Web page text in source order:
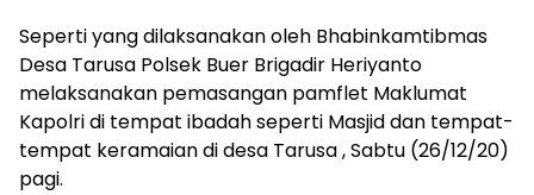
Seperti yang dilaksanakan oleh Bhabinkamtibmas
Desa Tarusa Polsek Buer Brigadir Heriyanto
melaksanakan pemasangan pamflet Maklumat
Kapolri di tempat ibadah seperti Masjid dan tempat-
tempat keramaian di desa Tarusa , Sabtu (26/12/20)
pagi.